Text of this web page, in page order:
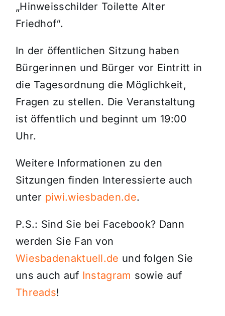
„Hinweisschilder Toilette Alter
Friedhof“.
In der öffentlichen Sitzung haben
Bürgerinnen und Bürger vor Eintritt in
die Tagesordnung die Möglichkeit,
Fragen zu stellen. Die Veranstaltung
ist öffentlich und beginnt um 19:00
Uhr.
Weitere Informationen zu den
Sitzungen finden Interessierte auch
unter piwi.wiesbaden.de.
P.S.: Sind Sie bei Facebook? Dann
werden Sie Fan von
Wiesbadenaktuell.de und folgen Sie
uns auch auf Instagram sowie auf
Threads!